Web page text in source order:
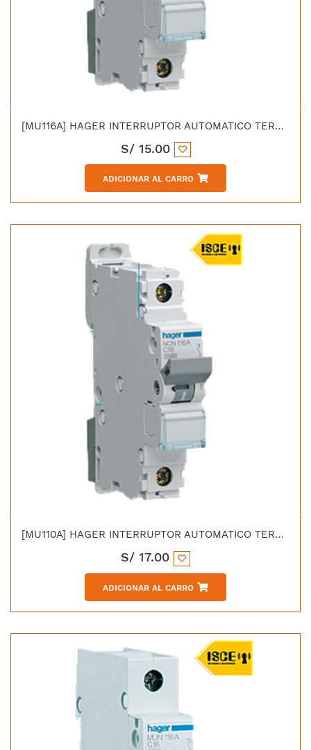
[MU116A] HAGER INTERRUPTOR AUTOMATICO TERMOMAGNETICO "C" 1X16 AMP 6KA/230V - IEC 60898
S/ 15.00
ADICIONAR AL CARRO
[MU110A] HAGER INTERRUPTOR AUTOMATICO TERMOMAGNETICO "C" 1X10 AMP, 6KA/230V - IEC 60898
S/ 17.00
ADICIONAR AL CARRO